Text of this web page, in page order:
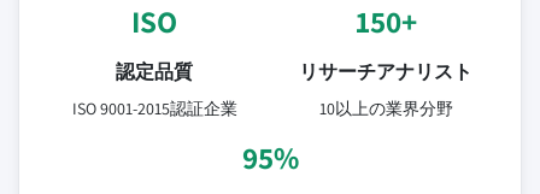
ISO
認定品質
ISO 9001-2015認証企業
150+
リサーチアナリスト
10以上の業界分野
95%